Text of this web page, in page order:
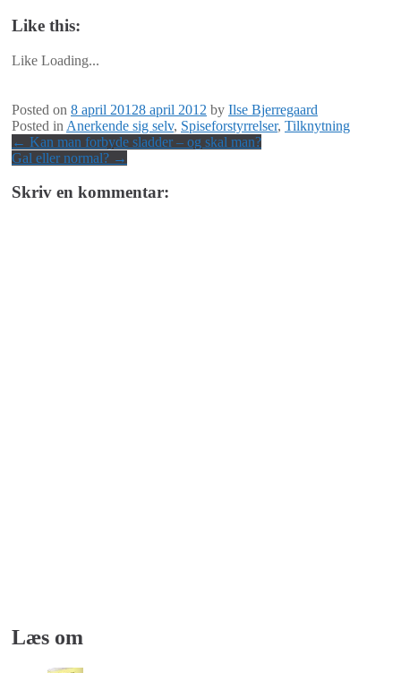
Like this:
Like Loading...
Posted on 8 april 20128 april 2012 by Ilse Bjerregaard
Posted in Anerkende sig selv, Spiseforstyrrelser, Tilknytning
Post
navigation
← Kan man forbyde sladder – og skal man?
Gal eller normal? →
Skriv en kommentar:
Læs om